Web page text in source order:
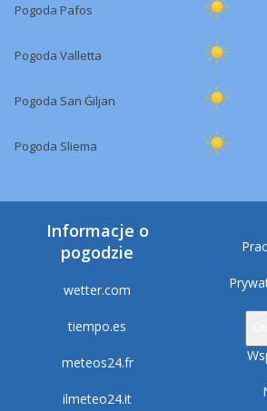
Pogoda Pafos
Pogoda Valletta
Pogoda San Ġiljan
Pogoda Sliema
Informacje o
pogodzie
wetter.com
tiempo.es
meteos24.fr
ilmeteo24.it